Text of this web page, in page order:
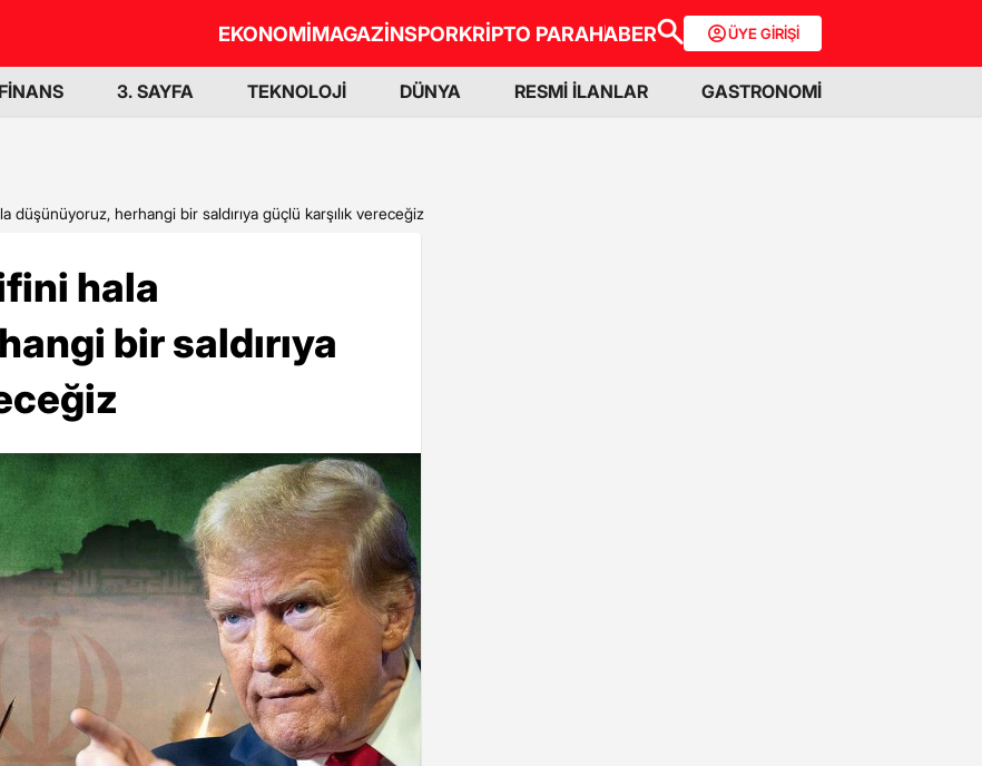
EKONOMİMAGAZİNSPORKRİPTO PARAHABER ÜYE GİRİŞİ
FİNANS 3. SAYFA TEKNOLOJİ DÜNYA RESMİ İLANLAR GASTRONOMİ
düşünüyoruz, herhangi bir saldırıya güçlü karşılık vereceğiz
hala
bir saldırıya